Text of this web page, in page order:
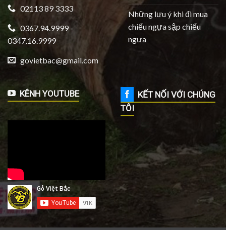
02113 89 3333
0367.94.9999 -
0347.16.9999
govietbac@gmail.com
Những lưu ý khi đi mua
chiếu ngựa sập chiếu
ngựa
KÊNH YOUTUBE
KẾT NỐI VỚI CHÚNG
TÔI